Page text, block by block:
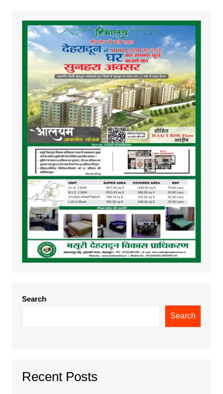
Search
Search
Recent Posts